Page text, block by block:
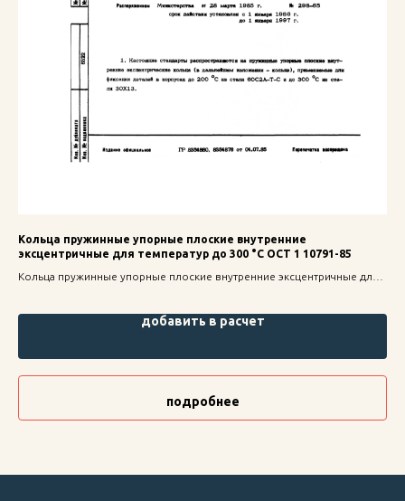
Кольца пружинные упорные плоские внутренние
эксцентричные для температур до 300 °С ОСТ 1 10791-85
Кольца пружинные упорные плоские внутренние эксцентричные для
добавить в расчет
подробнее